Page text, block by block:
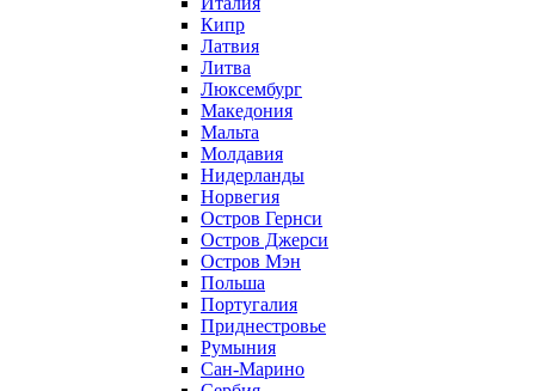
Кипр
Латвия
Литва
Люксембург
Македония
Мальта
Молдавия
Нидерланды
Норвегия
Остров Гернси
Остров Джерси
Остров Мэн
Польша
Португалия
Приднестровье
Румыния
Сан-Марино